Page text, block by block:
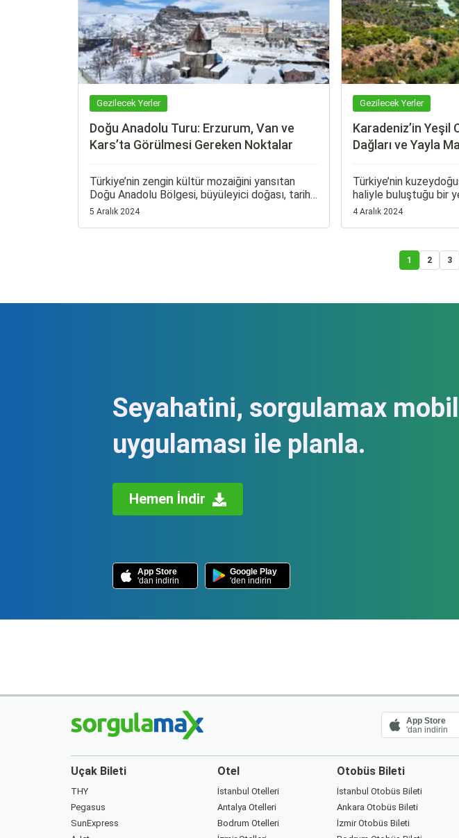
Gezilecek Yerler
Doğu Anadolu Turu: Erzurum, Van ve
Kars’ta Görülmesi Gereken Noktalar
Türkiye’nin zengin kültür mozaiğini yansıtan
Doğu Anadolu Bölgesi, büyüleyici doğası, tarihi
dokusu ve eşsiz yemek kültürüyle her yıl yerli
5 Aralık 2024
Gezilecek Yerler
Karadeniz’in Yeşil
Dağları ve Yayla
Türkiye’nin
haliyle buluştuğu bir
Karadeniz
binlerce yerli ve
4 Aralık 2024
1 2 3
Seyahatini, sorgulamax mobil
uygulaması ile planla.
Hemen İndir
App Store
'dan indirin
Google Play
'den indirin
App Store
'dan indirin
Uçak Bileti
THY
Pegasus
SunExpress
Otel
İstanbul Otelleri
Antalya Otelleri
Bodrum Otelleri
Otobüs Bileti
İstanbul Otobüs Bileti
Ankara Otobüs Bileti
İzmir Otobüs Bileti